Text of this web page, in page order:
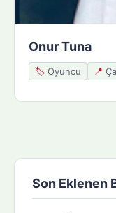
Onur Tuna
🏷️ Oyuncu 📍
Son Eklenen